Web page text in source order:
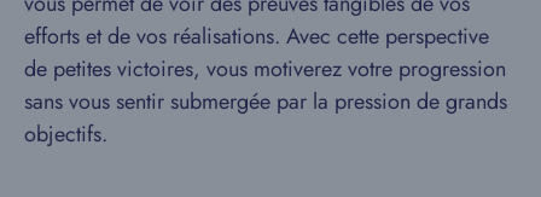
efforts et de vos réalisations. Avec cette perspective
de petites victoires, vous motiverez votre progression
sans vous sentir submergée par la pression de grands
objectifs.